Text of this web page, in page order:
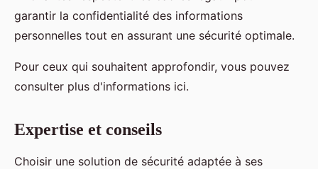
garantir la confidentialité des informations
personnelles tout en assurant une sécurité optimale.
Pour ceux qui souhaitent approfondir, vous pouvez
consulter plus d'informations ici.
Expertise et conseils
Choisir une solution de sécurité adaptée à ses